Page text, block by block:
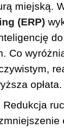
miejską.
(ERP)
Co
opłata.
Redukcja